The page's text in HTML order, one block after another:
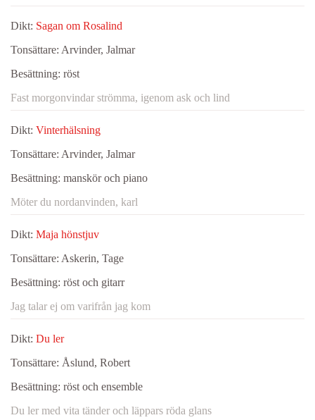
Dikt: Sagan om Rosalind
Tonsättare: Arvinder, Jalmar
Besättning: röst
Fast morgonvindar strömma, igenom ask och lind
Dikt: Vinterhälsning
Tonsättare: Arvinder, Jalmar
Besättning: manskör och piano
Möter du nordanvinden, karl
Dikt: Maja hönstjuv
Tonsättare: Askerin, Tage
Besättning: röst och gitarr
Jag talar ej om varifrån jag kom
Dikt: Du ler
Tonsättare: Åslund, Robert
Besättning: röst och ensemble
Du ler med vita tänder och läppars röda glans